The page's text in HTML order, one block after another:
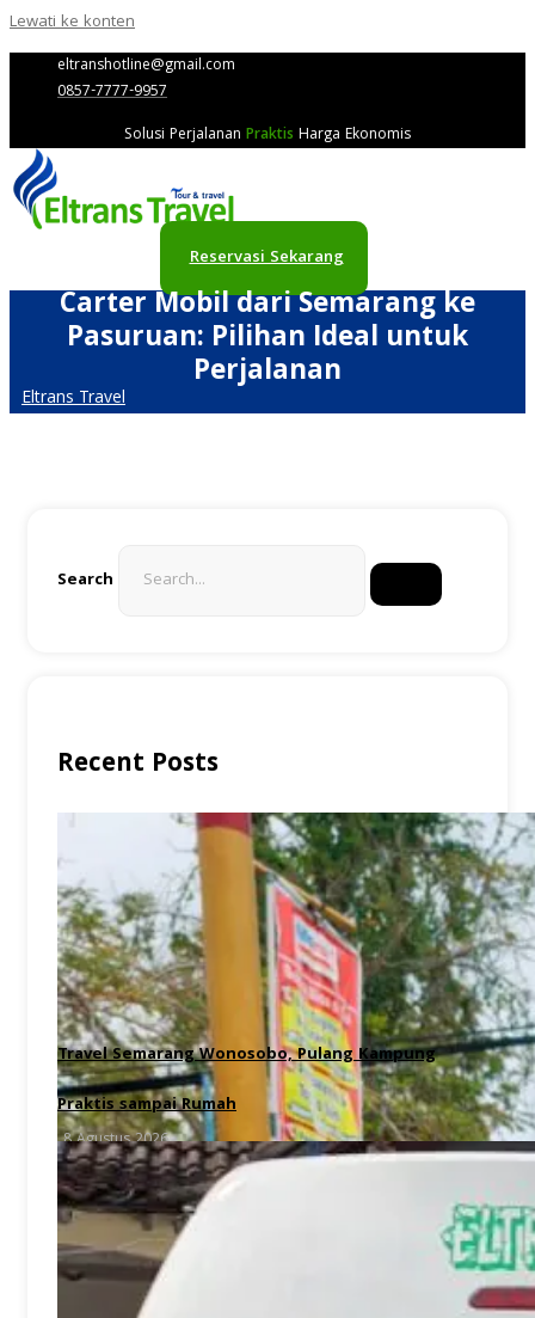
Lewati ke konten
eltranshotline@gmail.com
0857-7777-9957
Solusi Perjalanan Praktis Harga Ekonomis
Reservasi Sekarang
Carter Mobil dari Semarang ke
Pasuruan: Pilihan Ideal untuk
Perjalanan
Eltrans Travel
Search
Recent Posts
Travel Semarang Wonosobo, Pulang Kampung
Praktis sampai Rumah
8 Agustus 2026